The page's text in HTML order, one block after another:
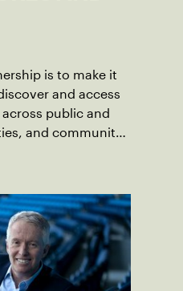
is to make it
and access
public and
and community